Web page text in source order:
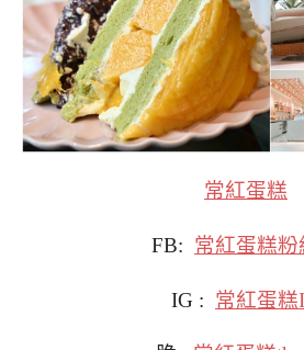
常紅蛋糕
FB: 常紅蛋糕粉
IG : 常紅蛋糕